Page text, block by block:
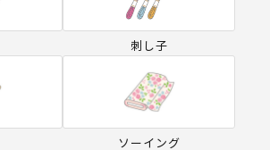
刺し子
ソーイング